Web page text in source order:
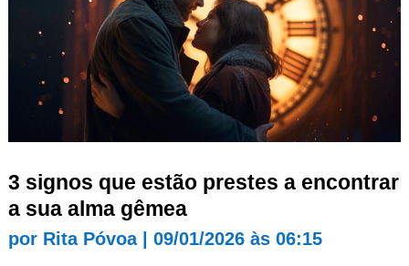
3 signos que estão prestes a encontrar
a sua alma gêmea
por Rita Póvoa| 09/01/2026 às 06:15